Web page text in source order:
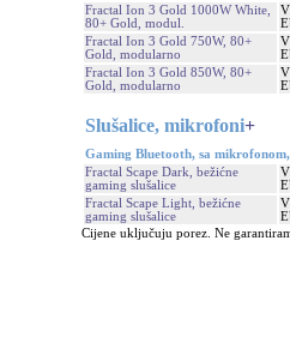
Fractal Ion 3 Gold 1000W White,
80+ Gold, modul.
Fractal Ion 3 Gold 750W, 80+
Gold, modularno
Fractal Ion 3 Gold 850W, 80+
Gold, modularno
Slušalice, mikrofoni+
Gaming Bluetooth, sa
Fractal Scape Dark, bežićne
gaming slušalice
Fractal Scape Light, bežićne
gaming slušalice
Cijene uključuju porez. Ne